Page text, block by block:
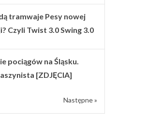
tramwaje Pesy nowej
Czyli Twist 3.0 Swing 3.0
pociągów na Śląsku.
[ZDJĘCIA]
Następne »